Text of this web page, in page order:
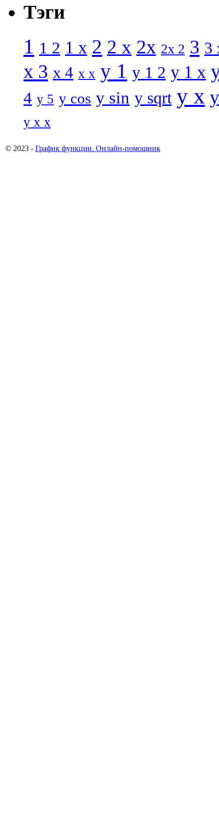
Тэги
1 1 2 1 x 2 2 x 2x 2x 2 3 3
x 3 x 4 x x y 1 y 1 2 y 1 x
4 y 5 y cos y sin y sqrt y x
y x x
© 2023 - График функции. Онлайн-помощник